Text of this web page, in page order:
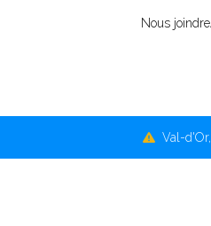
Nous joindre
Val-